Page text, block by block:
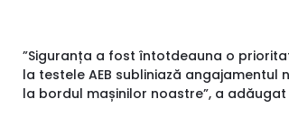
”Siguranța a fost întotdeauna o
la testele AEB subliniază
la bordul mașinilor noastre”, a adăugat